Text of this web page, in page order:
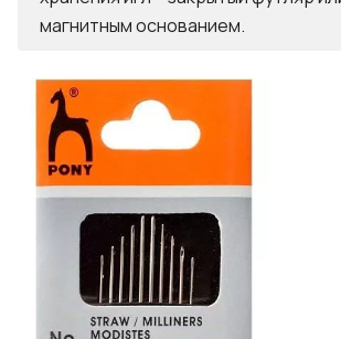
магнитным основанием.